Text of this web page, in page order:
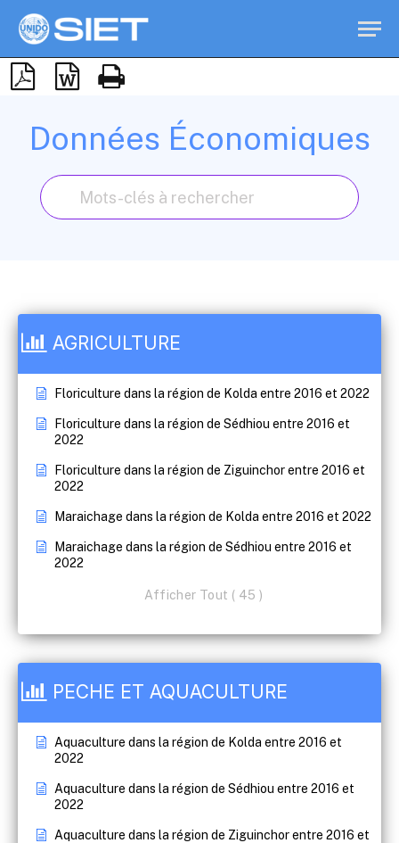
Données Économiques
AGRICULTURE
Floriculture dans la région de Kolda entre 2016 et 2022
Floriculture dans la région de Sédhiou entre 2016 et
2022
Floriculture dans la région de Ziguinchor entre 2016 et
2022
Maraichage dans la région de Kolda entre 2016 et 2022
Maraichage dans la région de Sédhiou entre 2016 et
2022
Afficher Tout ( 45 )
PECHE ET AQUACULTURE
Aquaculture dans la région de Kolda entre 2016 et
2022
Aquaculture dans la région de Sédhiou entre 2016 et
2022
Aquaculture dans la région de Ziguinchor entre 2016 et